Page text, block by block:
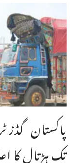
پاکستان گڈز
تک ہڑتال کا